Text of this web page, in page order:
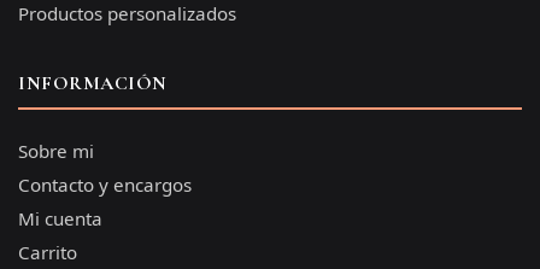
Productos personalizados
INFORMACIÓN
Sobre mi
Contacto y encargos
Mi cuenta
Carrito